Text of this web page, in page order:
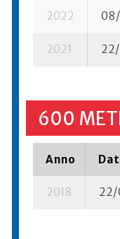
2022
2021
600
Anno
2018 22/